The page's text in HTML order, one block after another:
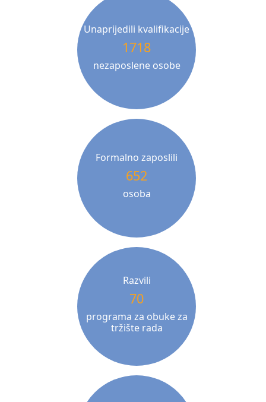
Unaprijedili kvalifikacije
1718
nezaposlene osobe
Formalno zaposlili
652
osoba
Razvili
70
programa za obuke za
tržište rada